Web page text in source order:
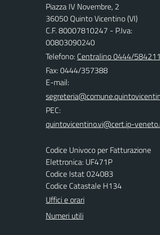
Piazza IV Novembre, 2
36050 Quinto Vicentino (VI)
C.F. 80007810247 - P.Iva:
00803090240
Telefono: Centralino 0444/584211
Fax: 0444/357388
E-mail:
PEC:
Codice Univoco per Fatturazione
Elettronica: UF471P
Codice Istat 024083
Codice Catastale H134
Uffici e orari
Numeri utili